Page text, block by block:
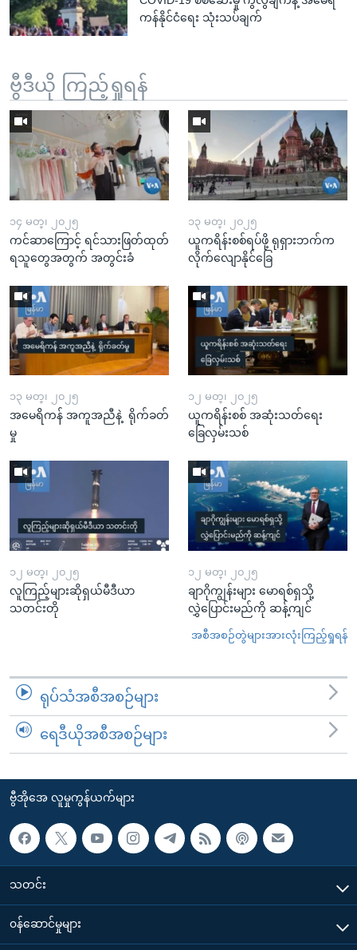
ကန်နိုင်ငံရေး သုံးသပ်ချက်
ဗွီဒီယို ကြည့်ရှုရန်
၁၄ မတ္၊ ၂၀၂၅
ကင်ဆာကြောင့် ရင်သားဖြတ်ထုတ်
ရသူတွေအတွက် အတွင်းခံ
၁၃ မတ္၊ ၂၀၂၅
ယူကရိန်းစစ်ရပ်ဖို့ ရုရှားဘက်က
လိုက်လျောနိုင်ခြေ
၁၃ မတ္၊ ၂၀၂၅
အမေရိကန် အကူအညီနဲ့ ရိုက်ခတ်
မှု
၁၂ မတ္၊ ၂၀၂၅
ယူကရိန်းစစ် အဆုံးသတ်ရေး
ခြေလှမ်းသစ်
၁၂ မတ္၊ ၂၀၂၅
လူကြည့်များဆိုရှယ်မီဒီယာ
သတင်းတို
၁၂ မတ္၊ ၂၀၂၅
ချာဂိုကျွန်းများ မောရစ်ရှသို့
လွှဲပြောင်းမည်ကို ဆန့်ကျင်
အစီအစဉ်တွဲများအားလုံးကြည့်ရှုရန်
ရုပ်သံအစီအစဉ်များ
ရေဒီယိုအစီအစဉ်များ
ဗွီအိုအေ လူမှုကွန်ယက်များ
သတင်း
၀န်ဆောင်မှုများ